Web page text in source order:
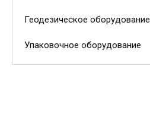
Геодезическое оборудование
Упаковочное оборудование